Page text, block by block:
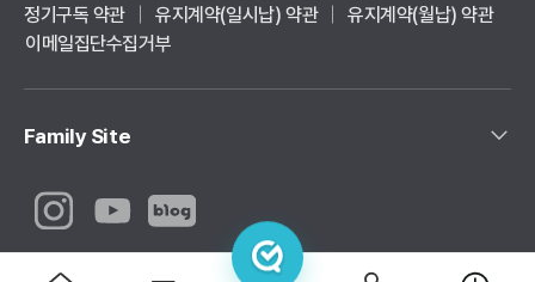
정기구독 약관
유지계약(일시납) 약관
유지계약(월납) 약관
이메일집단수집거부
Family Site
Copyright © 2026 CHUNGHO. All rights reserved.